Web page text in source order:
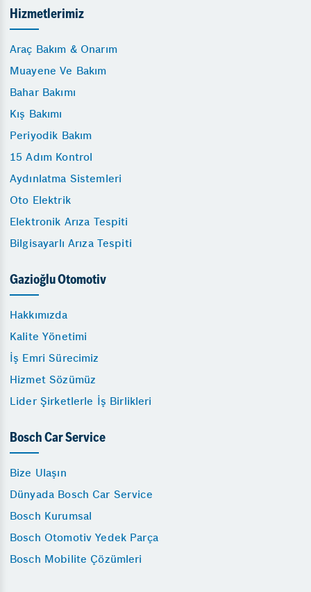
Hizmetlerimiz
Araç Bakım & Onarım
Muayene Ve Bakım
Bahar Bakımı
Kış Bakımı
Periyodik Bakım
15 Adım Kontrol
Aydınlatma Sistemleri
Oto Elektrik
Elektronik Arıza Tespiti
Bilgisayarlı Arıza Tespiti
Gazioğlu Otomotiv
Hakkımızda
Kalite Yönetimi
İş Emri Sürecimiz
Hizmet Sözümüz
Lider Şirketlerle İş Birlikleri
Bosch Car Service
Bize Ulaşın
Dünyada Bosch Car Service
Bosch Kurumsal
Bosch Otomotiv Yedek Parça
Bosch Mobilite Çözümleri